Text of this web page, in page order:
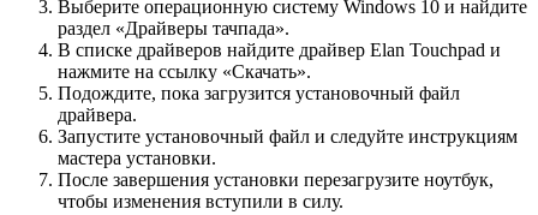
Выберите операционную систему Windows 10 и найдите
раздел «Драйверы тачпада».
В списке драйверов найдите драйвер Elan Touchpad и
нажмите на ссылку «Скачать».
Подождите, пока загрузится установочный файл
драйвера.
Запустите установочный файл и следуйте инструкциям
мастера установки.
После завершения установки перезагрузите ноутбук,
чтобы изменения вступили в силу.